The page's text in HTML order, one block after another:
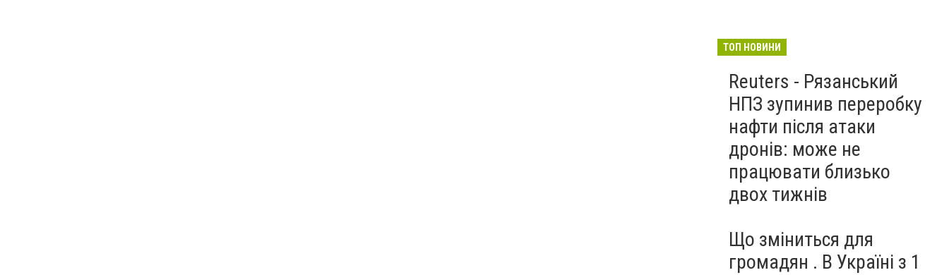
ТОП НОВИНИ
Reuters - Рязанський
НПЗ зупинив переробку
нафти після атаки
дронів: може не
працювати близько
двох тижнів
Що зміниться для
громадян . В Україні з 1